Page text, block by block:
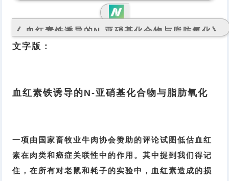
《 血红素铁诱导的N-亚硝基化合物与脂肪氧化》
文字版：
血红素铁诱导的N-亚硝基化合物与脂肪氧化
一项由国家畜牧业牛肉协会赞助的评论试图低估血红
素在肉类和癌症关联性中的作用。其中提到我们得记
住，在所有对老鼠和耗子的实验中，血红素造成的损